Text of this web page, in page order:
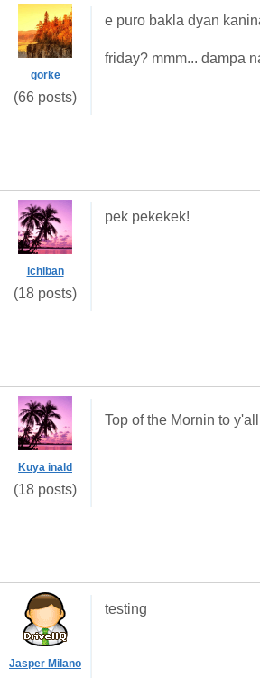
gorke
(66 posts)
e puro bakla dyan
friday? mmm... dampa
ichiban
(18 posts)
pek pekekek!
Kuya inald
(18 posts)
Top of the Mornin to
Jasper Milano
testing